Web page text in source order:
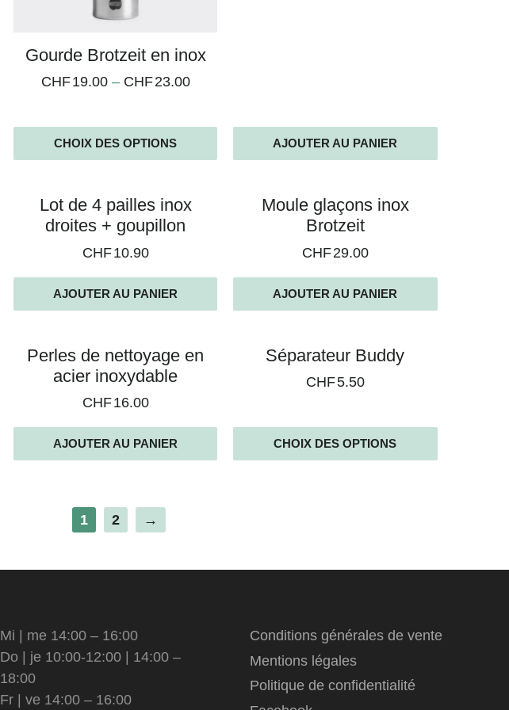
Gourde Brotzeit en inox
CHF19.00– CHF23.00
CHOIX DES OPTIONS AJOUTER AU PANIER
Lot de 4 pailles inox
droites + goupillon
CHF10.90
AJOUTER AU PANIER
Moule glaçons inox
Brotzeit
CHF29.00
AJOUTER AU PANIER
Perles de nettoyage en
acier inoxydable
CHF16.00
AJOUTER AU PANIER
Séparateur Buddy
CHF5.50
CHOIX DES OPTIONS
1 2 →
Mi | me 14:00 – 16:00
Do | je 10:00-12:00 | 14:00 –
18:00
Fr | ve 14:00 – 16:00
Conditions générales de vente
Mentions légales
Politique de confidentialité